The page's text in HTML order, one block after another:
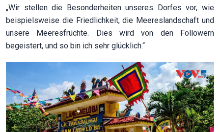
„Wir stellen die Besonderheiten unseres Dorfes vor, wie
beispielsweise die Friedlichkeit, die Meereslandschaft und
unsere Meeresfrüchte. Dies wird von den Followern
begeistert, und so bin ich sehr glücklich.“